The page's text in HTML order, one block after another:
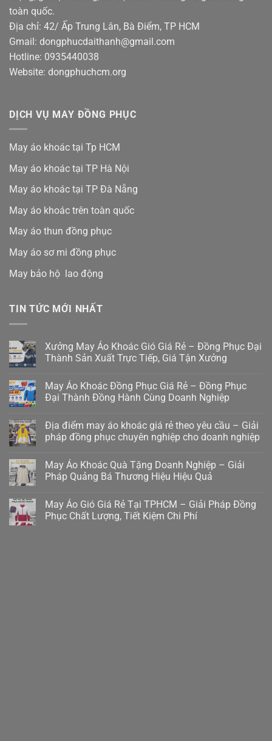
toàn quốc.
Địa chỉ: 42/ Ấp Trung Lân, Bà Điểm, TP HCM
Gmail: dongphucdaithanh@gmail.com
Hotline: 0935440038
Website: dongphuchcm.org
DỊCH VỤ MAY ĐỒNG PHỤC
May áo khoác tại Tp HCM
May áo khoác tại TP Hà Nội
May áo khoác tại TP Đà Nẵng
May áo khoác trên toàn quốc
May áo thun đồng phục
May áo sơ mi đồng phục
May bảo hộ lao động
TIN TỨC MỚI NHẤT
Xưởng May Áo Khoác Gió Giá Rẻ – Đồng Phục Đại
Thành Sản Xuất Trực Tiếp, Giá Tận Xưởng
May Áo Khoác Đồng Phục Giá Rẻ – Đồng Phục
Đại Thành Đồng Hành Cùng Doanh Nghiệp
Địa điểm may áo khoác giá rẻ theo yêu cầu – Giải
pháp đồng phục chuyên nghiệp cho doanh nghiệp
May Áo Khoác Quà Tặng Doanh Nghiệp – Giải
Pháp Quảng Bá Thương Hiệu Hiệu Quả
May Áo Gió Giá Rẻ Tại TPHCM – Giải Pháp Đồng
Phục Chất Lượng, Tiết Kiệm Chi Phí